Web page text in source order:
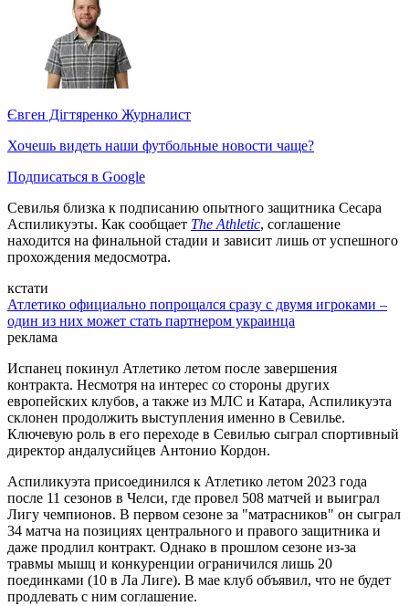
Євген Дігтяренко Журналист
Хочешь видеть наши футбольные новости чаще?
Подписаться в Google
Севилья близка к подписанию опытного защитника Сесара
Аспиликуэты. Как сообщает The Athletic, соглашение
находится на финальной стадии и зависит лишь от успешного
прохождения медосмотра.
кстати
Атлетико официально попрощался сразу с двумя игроками –
один из них может стать партнером украинца
реклама
Испанец покинул Атлетико летом после завершения
контракта. Несмотря на интерес со стороны других
европейских клубов, а также из МЛС и Катара, Аспиликуэта
склонен продолжить выступления именно в Севилье.
Ключевую роль в его переходе в Севилью сыграл спортивный
директор андалусийцев Антонио Кордон.
Аспиликуэта присоединился к Атлетико летом 2023 года
после 11 сезонов в Челси, где провел 508 матчей и выиграл
Лигу чемпионов. В первом сезоне за "матрасников" он сыграл
34 матча на позициях центрального и правого защитника и
даже продлил контракт. Однако в прошлом сезоне из-за
травмы мышц и конкуренции ограничился лишь 20
поединками (10 в Ла Лиге). В мае клуб объявил, что не будет
продлевать с ним соглашение.